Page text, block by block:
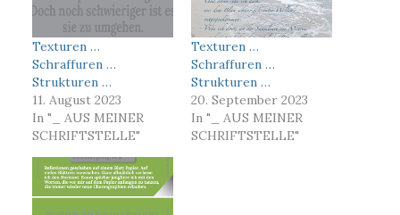
Texturen …
Schraffuren …
Strukturen …
11. August 2023
In "_ AUS MEINER
SCHRIFTSTELLE"
Texturen …
Schraffuren …
Strukturen …
20. September 2023
In "_ AUS MEINER
SCHRIFTSTELLE"